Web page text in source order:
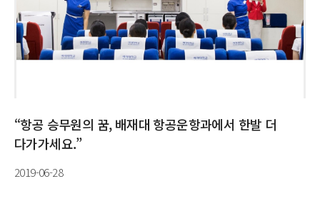
“항공 승무원의 꿈, 배재대 항공운항과에서 한발 더
다가가세요.”
2019-06-28